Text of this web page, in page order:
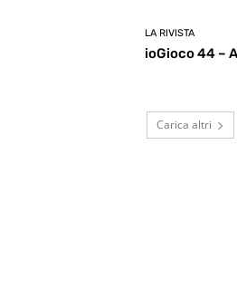
LA RIVISTA
ioGioco 44 –
Carica altri